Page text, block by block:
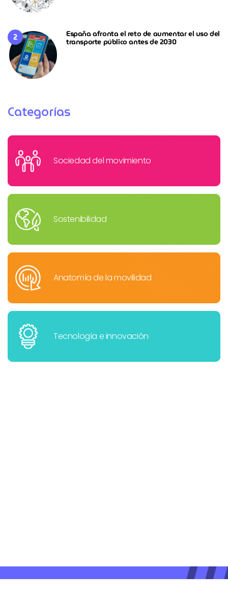
España afronta el reto de aumentar el uso del
transporte público antes de 2030
Categorías
Sociedad del movimiento
Sostenibilidad
Anatomía de la movilidad
Tecnología e innovación